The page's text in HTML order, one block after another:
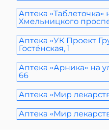
Аптека «Таблеточка»
Хмельницкого
Аптека «УК Проект
Гостёнская, 1
Аптека «Арника» на
66
Аптека «Мир
Аптека «Мир